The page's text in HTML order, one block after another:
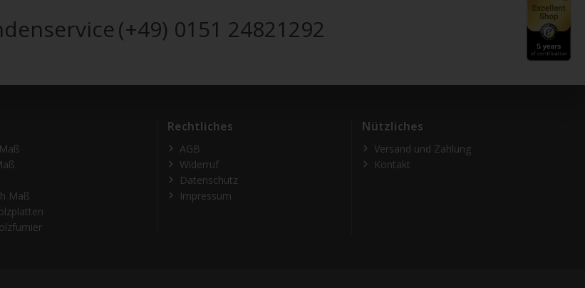
(+49) 0151 24821292
Maß
Rechtliches
AGB
Widerruf
Datenschutz
Impressum
Nützliches
Versand und Zahlung
Kontakt